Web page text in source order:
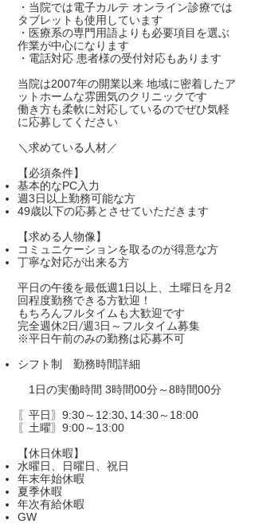
・当院では電子カルテ オンライン診療では
タブレットも使用しています
・医療系の専門用語よりも必要項目を選ぶ
作業が中心になります
・電話対応 患者様の受付対応もあります
当院は2007年の開業以来 地域に密着したア
ットホームな雰囲気のクリニックです
働き方も柔軟に対応しているのでぜひ気軽
に応募してください
＼求めている人材／
【必須条件】
基本的なPC入力
週3日以上勤務可能な方
49歳以下の応募とさせていただきます
【求める人物像】
コミュニケーションを取るのが得意な方
丁寧な対応が出来る方
平日の午後を最低週1日以上、土曜日を月2
回程度勤務できる方歓迎！
もちろんフルタイムも大歓迎です
完全週休2日/週3日～フルタイム募集
※平日午前のみの勤務は応募不可
シフト制 勤務時間詳細
1日の実働時間 3時間00分～8時間00分
〖平日〗9:30～12:30､14:30～18:00
〖土曜〗9:00～13:00
【休日休暇】
水曜日、日曜日、祝日
年末年始休暇
夏季休暇
年次有給休暇
GW